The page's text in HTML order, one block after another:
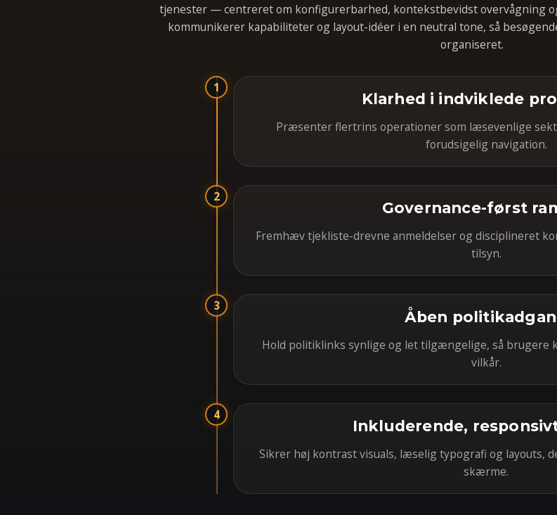
tjenester — centreret om konfigurerbarhed, kontekstbevidst overvågning
kommunikerer kapabiliteter og layout-idéer i en neutral tone, så
organiseret.
1
Klarhed i indviklede
Præsenter flertrins operationer som læsevenlige
forudsigelig navigation.
2
Governance-først
Fremhæv tjekliste-drevne anmeldelser og disciplineret
tilsyn.
3
Åben
Hold politiklinks synlige og let tilgængelige, så brugere
vilkår.
4
Inkluderende,
Sikrer høj kontrast visuals, læselig typografi og layouts,
skærme.